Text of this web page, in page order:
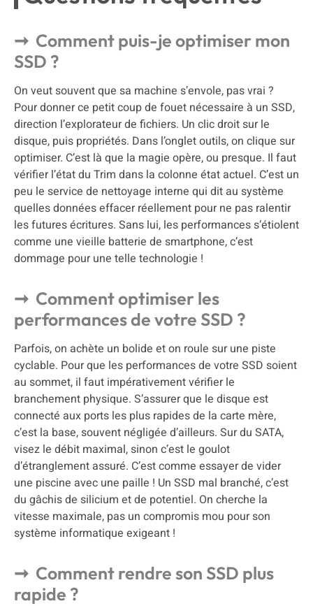
Comment puis-je optimiser mon
SSD ?
On veut souvent que sa machine s’envole, pas vrai ?
Pour donner ce petit coup de fouet nécessaire à un SSD,
direction l’explorateur de fichiers. Un clic droit sur le
disque, puis propriétés. Dans l’onglet outils, on clique sur
optimiser. C’est là que la magie opère, ou presque. Il faut
vérifier l’état du Trim dans la colonne état actuel. C’est un
peu le service de nettoyage interne qui dit au système
quelles données effacer réellement pour ne pas ralentir
les futures écritures. Sans lui, les performances s’étiolent
comme une vieille batterie de smartphone, c’est
dommage pour une telle technologie !
Comment optimiser les
performances de votre SSD ?
Parfois, on achète un bolide et on roule sur une piste
cyclable. Pour que les performances de votre SSD soient
au sommet, il faut impérativement vérifier le
branchement physique. S’assurer que le disque est
connecté aux ports les plus rapides de la carte mère,
c’est la base, souvent négligée d’ailleurs. Sur du SATA,
visez le débit maximal, sinon c’est le goulot
d’étranglement assuré. C’est comme essayer de vider
une piscine avec une paille ! Un SSD mal branché, c’est
du gâchis de silicium et de potentiel. On cherche la
vitesse maximale, pas un compromis mou pour son
système informatique exigeant !
Comment rendre son SSD plus
rapide ?